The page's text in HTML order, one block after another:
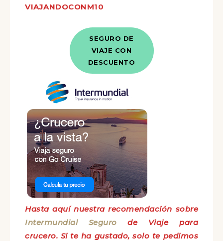
VIAJANDOCONM10
SEGURO DE
VIAJE CON
DESCUENTO
Hasta aquí nuestra recomendación sobre
Intermundial Seguro de Viaje para
crucero. Si te ha gustado, solo te pedimos